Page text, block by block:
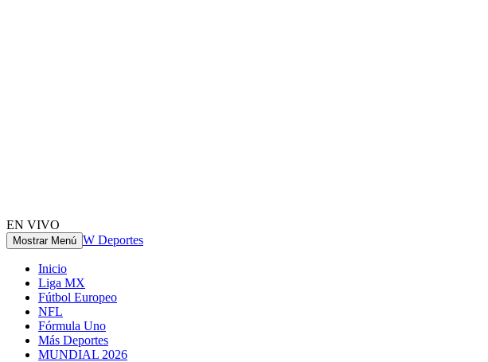
EN VIVO
Mostrar Menú W Deportes
Inicio
Liga MX
Fútbol Europeo
NFL
Fórmula Uno
Más Deportes
MUNDIAL 2026